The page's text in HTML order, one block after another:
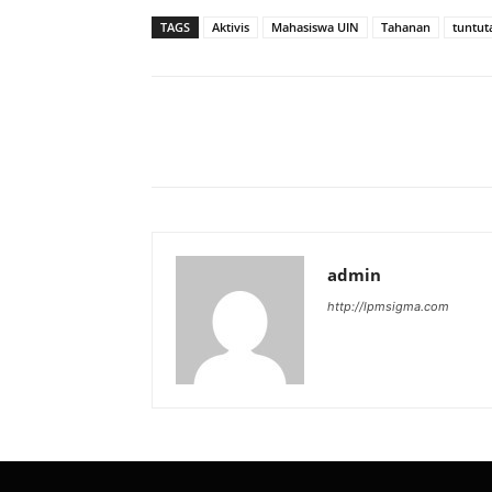
TAGS Aktivis Mahasiswa UIN Tahanan
admin
http://lpmsigma.com